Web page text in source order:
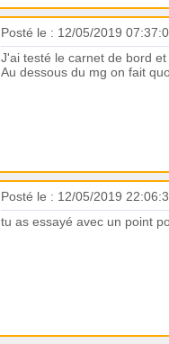
Posté le : 12/05/2019
J'ai testé le carnet de bord
Au dessous du mg on fait
Posté le : 12/05/2019
tu as essayé avec un point